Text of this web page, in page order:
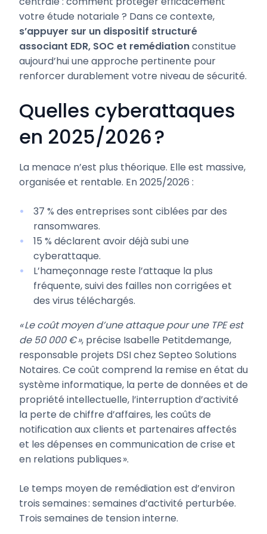
votre étude notariale ? Dans ce contexte,
s’appuyer sur un dispositif structuré
associant EDR, SOC et remédiationconstitue
aujourd’hui une approche pertinente pour
renforcer durablement votre niveau de sécurité.
Quelles cyberattaques
en 2025/2026 ?
La menace n’est plus théorique. Elle est massive,
organisée et rentable. En 2025/2026 :
37 % des entreprises sont ciblées par des
ransomwares.
15 % déclarent avoir déjà subi une
cyberattaque.
L’hameçonnage reste l’attaque la plus
fréquente, suivi des failles non corrigées et
des virus téléchargés.
« Le coût moyen d’une attaque pour une TPE est
de 50 000 € », précise Isabelle Petitdemange,
responsable projets DSI chez Septeo Solutions
Notaires. Ce coût comprend la remise en état du
système informatique, la perte de données et de
propriété intellectuelle, l’interruption d’activité
la perte de chiffre d’affaires, les coûts de
notification aux clients et partenaires affectés
et les dépenses en communication de crise et
en relations publiques ».
Le temps moyen de remédiation est d’environ
trois semaines : semaines d’activité perturbée.
Trois semaines de tension interne.